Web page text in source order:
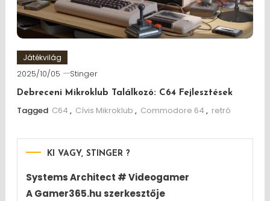
Játékvilág
2025/10/05 Stinger
Debreceni Mikroklub Találkozó: C64 Fejlesztések
Tagged C64 , Cívis Mikroklub , Commodore 64 , retró
KI VAGY, STINGER ?
Systems Architect # Videogamer
A Gamer365.hu szerkesztője